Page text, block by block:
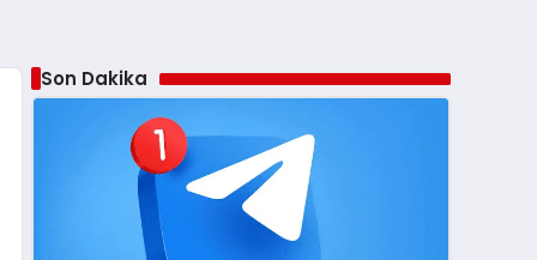
Son Dakika